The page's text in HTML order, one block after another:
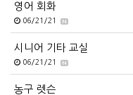
영어 회화
06/21/21
시니어 기타 교실
06/21/21
농구 렛슨